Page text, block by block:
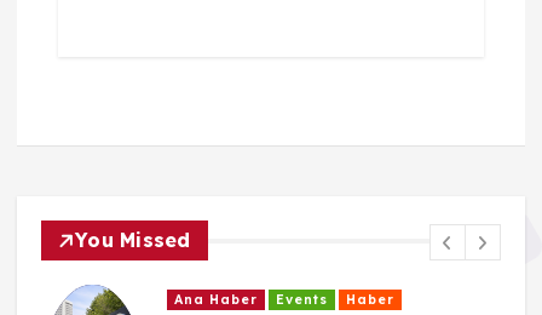
You Missed
Ana Haber Events Haber